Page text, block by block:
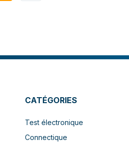
CATÉGORIES
Test électronique
Connectique